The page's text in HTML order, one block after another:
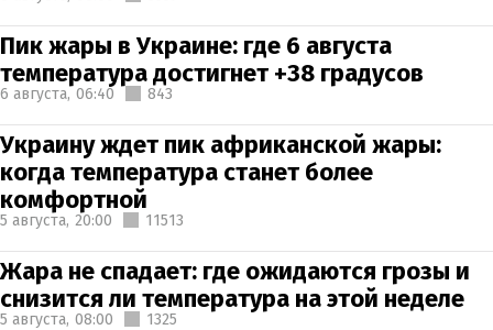
Пик жары в Украине: где 6 августа
температура достигнет +38 градусов
6 августа, 06:40 843
Украину ждет пик африканской жары:
когда температура станет более
комфортной
5 августа, 20:00 11513
Жара не спадает: где ожидаются грозы и
снизится ли температура на этой неделе
5 августа, 08:00 1325